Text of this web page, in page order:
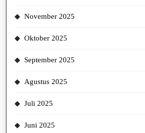
November 2025
Oktober 2025
September 2025
Agustus 2025
Juli 2025
Juni 2025